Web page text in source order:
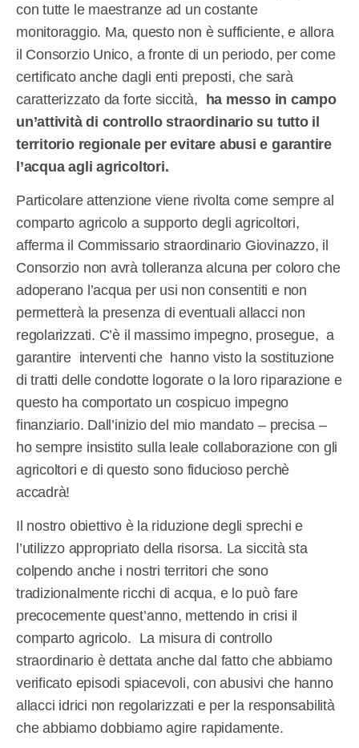
con tutte le maestranze ad un costante
monitoraggio. Ma, questo non è sufficiente, e allora
il Consorzio Unico, a fronte di un periodo, per come
certificato anche dagli enti preposti, che sarà
caratterizzato da forte siccità, ha messo in campo
un’attività di controllo straordinario su tutto il
territorio regionale per evitare abusi e garantire
l’acqua agli agricoltori.
Particolare attenzione viene rivolta come sempre al
comparto agricolo a supporto degli agricoltori,
afferma il Commissario straordinario Giovinazzo, il
Consorzio non avrà tolleranza alcuna per coloro che
adoperano l’acqua per usi non consentiti e non
permetterà la presenza di eventuali allacci non
regolarizzati. C’è il massimo impegno, prosegue, a
garantire interventi che hanno visto la sostituzione
di tratti delle condotte logorate o la loro riparazione e
questo ha comportato un cospicuo impegno
finanziario. Dall’inizio del mio mandato – precisa –
ho sempre insistito sulla leale collaborazione con gli
agricoltori e di questo sono fiducioso perchè
accadrà!
Il nostro obiettivo è la riduzione degli sprechi e
l’utilizzo appropriato della risorsa. La siccità sta
colpendo anche i nostri territori che sono
tradizionalmente ricchi di acqua, e lo può fare
precocemente quest’anno, mettendo in crisi il
comparto agricolo. La misura di controllo
straordinario è dettata anche dal fatto che abbiamo
verificato episodi spiacevoli, con abusivi che hanno
allacci idrici non regolarizzati e per la responsabilità
che abbiamo dobbiamo agire rapidamente.